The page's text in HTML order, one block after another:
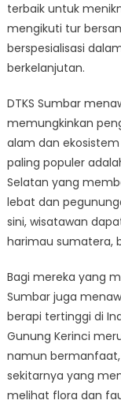
terbaik untuk
mengikuti tur
berspesialisasi
berkelanjutan.
DTKS Sumbar
memungkinkan
alam dan
paling populer
Selatan yang
lebat dan
sini, wisatawan
harimau sumatera,
Bagi mereka yang
Sumbar juga
berapi tertinggi di
Gunung Kerinci
namun
sekitarnya yang
melihat flora dan